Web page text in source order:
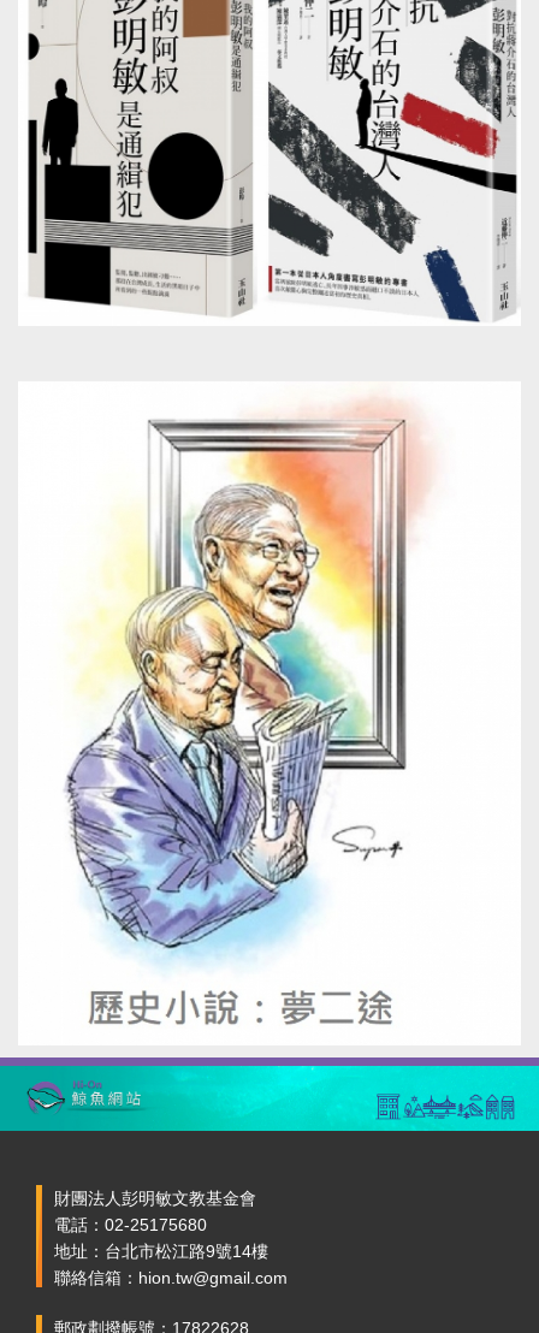
財團法人彭明敏文教基金會
電話：02-25175680
地址：台北市松江路9號14樓
聯絡信箱：hion.tw@gmail.com
郵政劃撥帳號：17822628